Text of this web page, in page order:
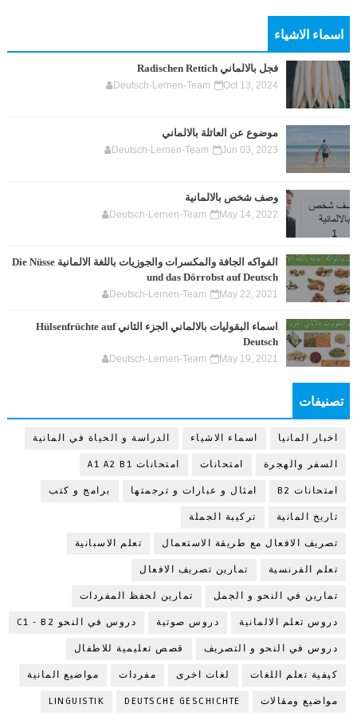
اسماء الاشياء
فجل بالالماني Radischen Rettich
Deutsch-Lernen-Team Oct 13, 2024
موضوع عن العائلة بالالماني
Deutsch-Lernen-Team Jun 03, 2023
وصف شخص بالالمانية
Deutsch-Lernen-Team May 14, 2022
الفواكه الجافة والمكسرات والجوزيات باللغة الالمانية Die Nüsse
und das Dörrobst auf Deutsch
Deutsch-Lernen-Team May 22, 2021
اسماء البقوليات بالالماني الجزء الثاني Hülsenfrüchte auf
Deutsch
Deutsch-Lernen-Team May 19, 2021
تصنيفات
اخبار المانيا اسماء الاشياء الدراسة و الحياة في المانية
السفر والهجرة امتحانات امتحانات A1 A2 B1
امتحانات B2 امثال و عبارات و ترجمتها برامج و كتب
تاريخ المانية تركيبة الجملة
تصريف الافعال مع طريقة الاستعمال تعلم الاسبانية
تعلم الفرنسية تمارين تصريف الافعال
تمارين في النحو و الجمل تمارين لحفظ المفردات
دروس تعلم الالمانية دروس صوتية دروس في النحو C1 - B2
دروس في النحو و التصريف قصص تعليمية للاطفال
كيفية تعلم اللغات لغات اخرى مفردات مواضيع المانية
مواضيع ومقالات DEUTSCHE GESCHICHTE
LINGUISTIK